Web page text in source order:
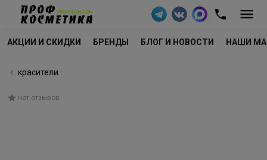
АКЦИИ И СКИДКИ БРЕНДЫ БЛОГ И НОВОСТИ НАШИ
красители
нет отзывов